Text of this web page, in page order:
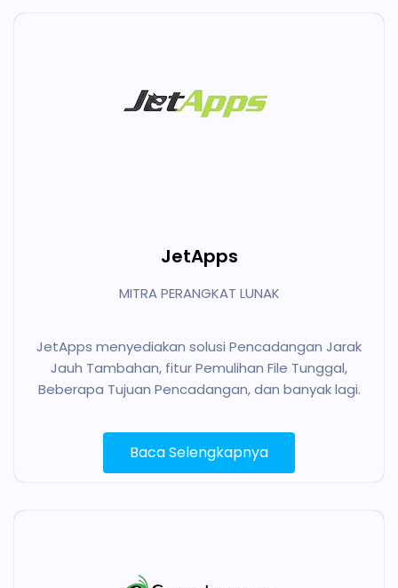
JetApps
MITRA PERANGKAT LUNAK
JetApps menyediakan solusi Pencadangan Jarak
Jauh Tambahan, fitur Pemulihan File Tunggal,
Beberapa Tujuan Pencadangan, dan banyak lagi.
Baca Selengkapnya